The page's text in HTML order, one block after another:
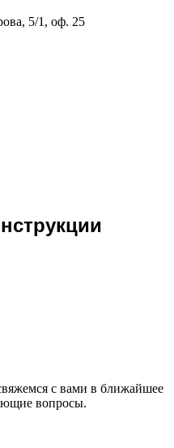
5/1, оф. 25
с вами в ближайшее
вопросы.